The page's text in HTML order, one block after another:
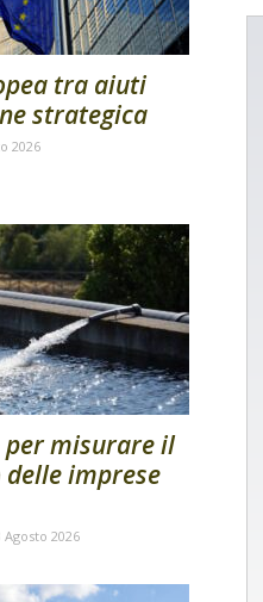
tra aiuti
strategica
2026
per misurare il
imprese
Agosto 2026